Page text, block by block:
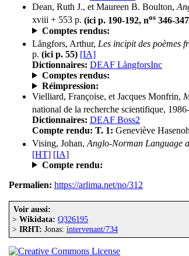
Dean, Ruth J., et Maureen B. Boulton,
xviii + 553 p. (ici p. 190-192, nos 346-
Comptes rendus:
Långfors, Arthur, Les incipit des poèmes
p. (ici p. 55) [IA]
Dictionnaires: DEAF LångforsInc
Comptes rendus:
Réimpression:
Vielliard, Françoise, et Jacques Monfrin,
national de la recherche scientifique,
Dictionnaires: DEAF Boss2
Compte rendu: T. 1: Geneviève
Vising, Johan,Anglo-Norman Language
[HT] [IA]
Compte rendu:
Permalien: https://arlima.net/no/312
Voir aussi:
> Wikidata: Q326195
> IRHT: Jonas: intervenant/734